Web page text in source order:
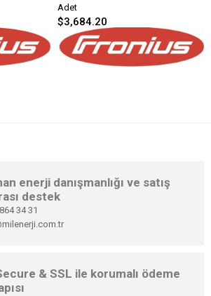
en
3 fazlı
aynı
Adet
$3,684.20
enerji danışmanlığı ve satış
destek
34 31
& SSL ile korumalı ödeme